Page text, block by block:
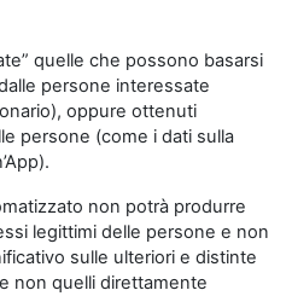
quelle che possono basarsi
persone interessate
oppure ottenuti
persone (come i dati sulla
non potrà produrre
legittimi delle persone e non
sulle ulteriori e distinte
non quelli direttamente